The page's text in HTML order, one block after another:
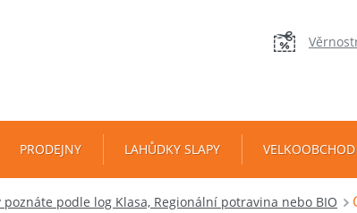
PRODEJNY LAHŮDKY SLAPY
podle log Klasa, Regionální potravina nebo BIO